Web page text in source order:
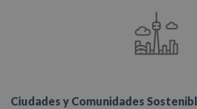
Ciudades y Comunidades